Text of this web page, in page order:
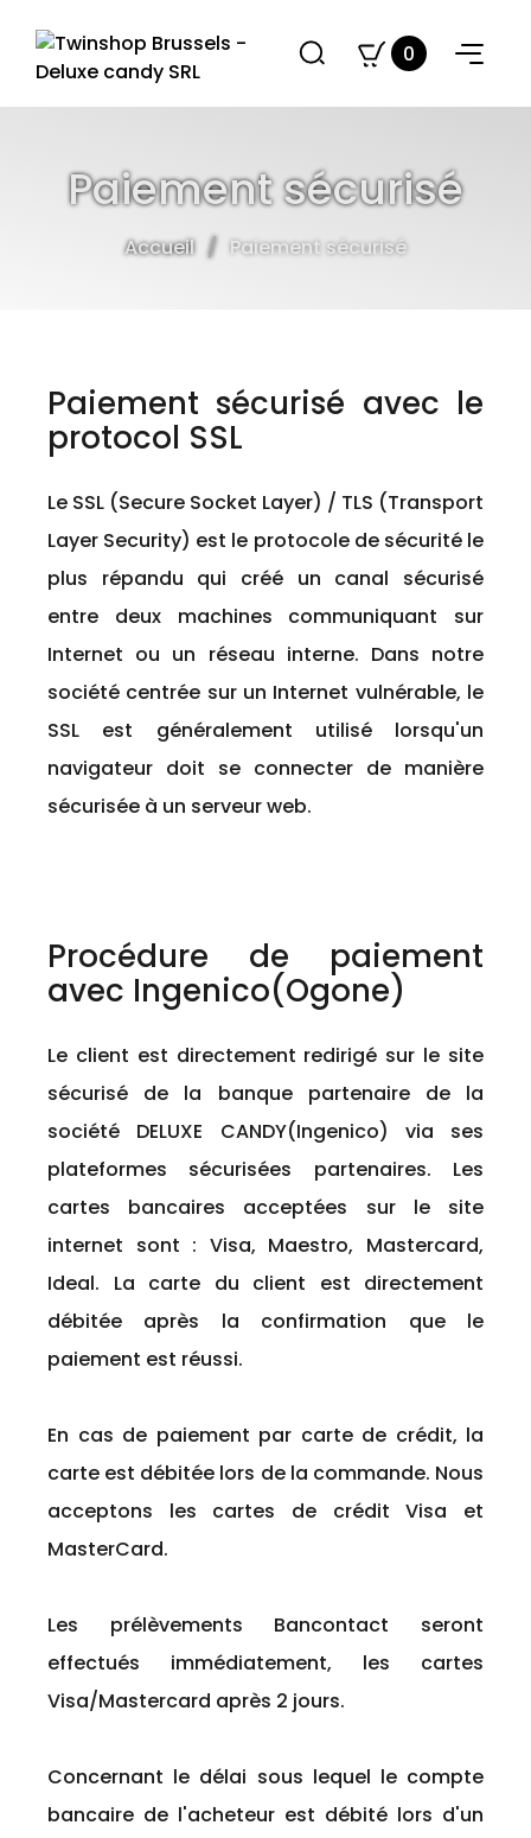
0
Paiement sécurisé
Accueil Paiement sécurisé
Paiement sécurisé avec le
protocol SSL
Le SSL (Secure Socket Layer) / TLS (Transport
Layer Security) est le protocole de sécurité le
plus répandu qui créé un canal sécurisé
entre deux machines communiquant sur
Internet ou un réseau interne. Dans notre
société centrée sur un Internet vulnérable, le
SSL est généralement utilisé lorsqu'un
navigateur doit se connecter de manière
sécurisée à un serveur web.
Procédure de paiement
avec Ingenico(Ogone)
Le client est directement redirigé sur le site
sécurisé de la banque partenaire de la
société DELUXE CANDY(Ingenico) via ses
plateformes sécurisées partenaires. Les
cartes bancaires acceptées sur le site
internet sont : Visa, Maestro, Mastercard,
Ideal. La carte du client est directement
débitée après la confirmation que le
paiement est réussi.
En cas de paiement par carte de crédit, la
carte est débitée lors de la commande. Nous
acceptons les cartes de crédit Visa et
MasterCard.
Les prélèvements Bancontact seront
effectués immédiatement, les cartes
Visa/Mastercard après 2 jours.
Concernant le délai sous lequel le compte
bancaire de l'acheteur est débité lors d'un